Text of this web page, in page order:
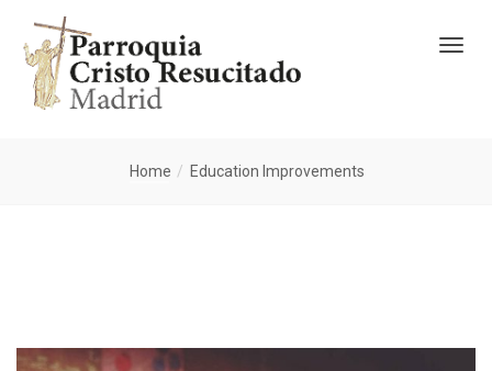
Home Education Improvements